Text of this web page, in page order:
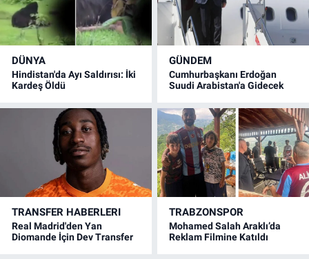
DÜNYA
Hindistan'da Ayı Saldırısı: İki
Kardeş Öldü
GÜNDEM
Cumhurbaşkanı Erdoğan
Suudi Arabistan'a Gidecek
TRANSFER HABERLERI
Real Madrid'den Yan
Diomande İçin Dev Transfer
TRABZONSPOR
Mohamed Salah Araklı’da
Reklam Filmine Katıldı